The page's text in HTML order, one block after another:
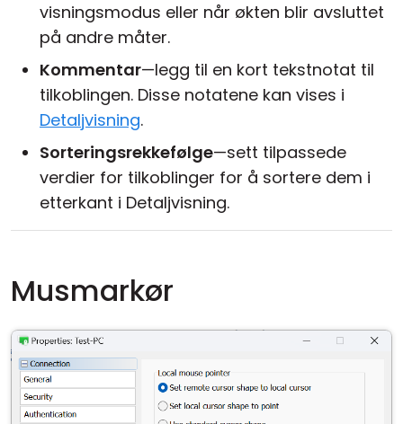
visningsmodus eller når økten blir avsluttet
på andre måter.
Kommentar—legg til en kort tekstnotat til
tilkoblingen. Disse notatene kan vises i
Detaljvisning.
Sorteringsrekkefølge—sett tilpassede
verdier for tilkoblinger for å sortere dem i
etterkant i Detaljvisning.
Musmarkør